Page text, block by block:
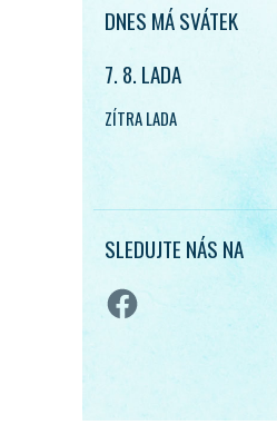
DNES MÁ SVÁTEK
7. 8. LADA
ZÍTRA LADA
SLEDUJTE NÁS NA
Facebook